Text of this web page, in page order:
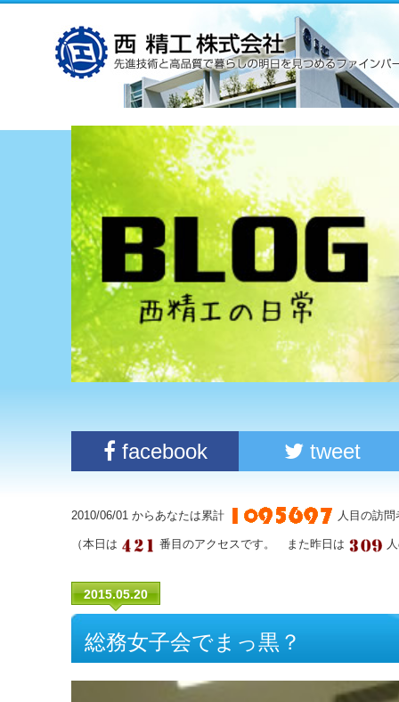
facebook tweet
2010/06/01 からあなたは累計 人目の訪
（本日は 番目のアクセスです。 また昨日は
2015.05.20
総務女子会でまっ黒？